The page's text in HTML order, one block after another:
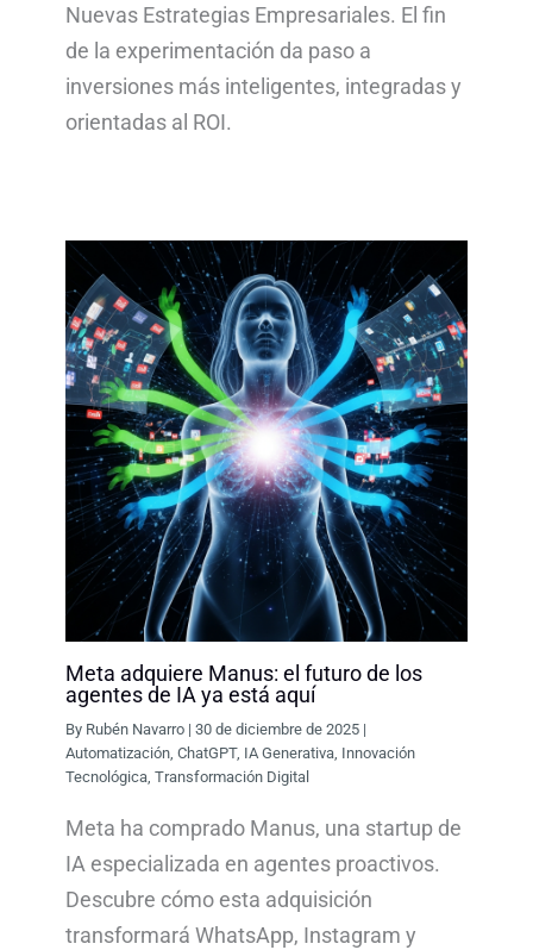
Nuevas Estrategias Empresariales. El fin
de la experimentación da paso a
inversiones más inteligentes, integradas y
orientadas al ROI.
Meta adquiere Manus: el futuro de los
agentes de IA ya está aquí
By Rubén Navarro |30 de diciembre de 2025 |
Automatización,ChatGPT, IA Generativa, Innovación
Tecnológica,Transformación Digital
Meta ha comprado Manus, una startup de
IA especializada en agentes proactivos.
Descubre cómo esta adquisición
transformará WhatsApp, Instagram y